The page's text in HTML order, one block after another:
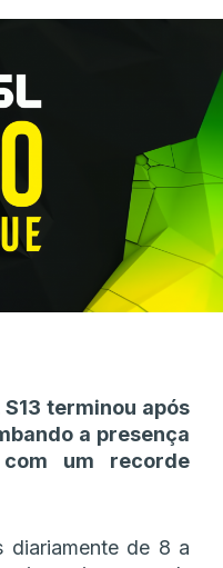
terminou após
a presença
um recorde
diariamente de 8 a